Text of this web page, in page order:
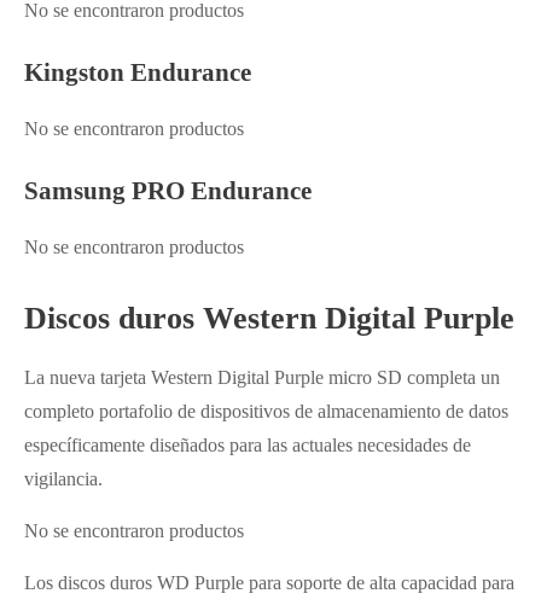
No se encontraron productos
Kingston Endurance
No se encontraron productos
Samsung PRO Endurance
No se encontraron productos
Discos duros Western Digital Purple
La nueva tarjeta Western Digital Purple micro SD completa un
completo portafolio de dispositivos de almacenamiento de datos
específicamente diseñados para las actuales necesidades de
vigilancia.
No se encontraron productos
Los discos duros WD Purple para soporte de alta capacidad para